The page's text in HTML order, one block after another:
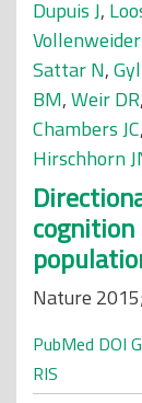
Dupuis J,
Sattar N,
BM,Weir DR,
Chambers JC,
Hirschhorn
Nature
PubMed DOI
RIS